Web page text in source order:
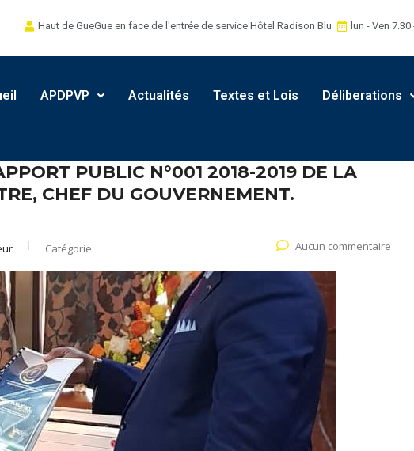
Haut de GueGue en face de l'entrée de service Hôtel Radison Blu lun - Ven 7.30
APDPVP Actualités Textes et Lois Déliberations
PUBLIC N°001 2018-2019 DE LA
CHEF DU GOUVERNEMENT.
Catégorie: Aucun commentaire